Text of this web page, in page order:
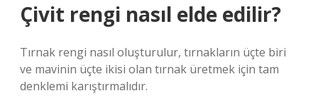
Çivit rengi nasıl elde edilir?
Tırnak rengi nasıl oluşturulur, tırnakların üçte biri
ve mavinin üçte ikisi olan tırnak üretmek için tam
denklemi karıştırmalıdır.